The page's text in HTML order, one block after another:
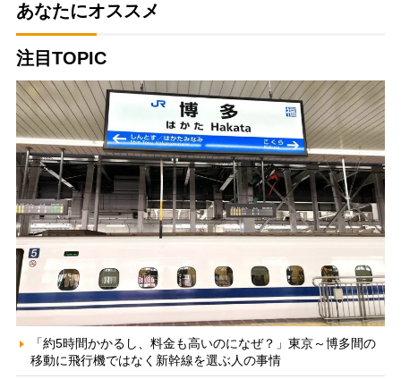
あなたにオススメ
注目TOPIC
「約5時間かかるし、料金も高いのになぜ？」東京～博多間の
移動に飛行機ではなく新幹線を選ぶ人の事情